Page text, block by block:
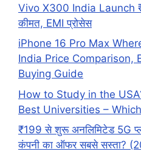
Vivo X300 India Launch
कीमत, EMI प्रोसेस
iPhone 16 Pro Max
India Price Comparison,
Buying Guide
How to Study in the
Best Universities –
₹199 से शुरू अनलिमिटेड 5G
कंपनी का ऑफर सबसे सस्ता?